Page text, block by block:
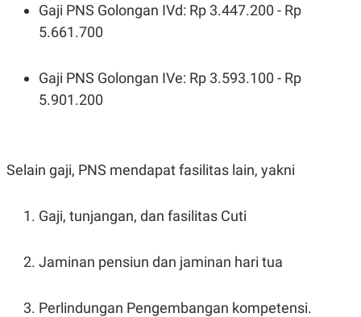
Gaji PNS Golongan IVd: Rp 3.447.200 - Rp
5.661.700
Gaji PNS Golongan IVe: Rp 3.593.100 - Rp
5.901.200
Selain gaji, PNS mendapat fasilitas lain, yakni
Gaji, tunjangan, dan fasilitas Cuti
Jaminan pensiun dan jaminan hari tua
Perlindungan Pengembangan kompetensi.